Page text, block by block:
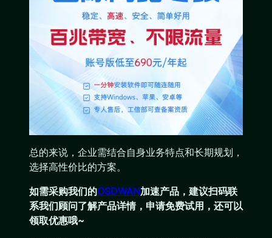
总的来说，企业需结合自身业务特点和长期规划，
选择高性价比的方案。
如需采购我们的OSDWAN加速产品，建议扫码联
系我们顾问了解产品详情，申请免费试用，还可以
领取优惠哦~